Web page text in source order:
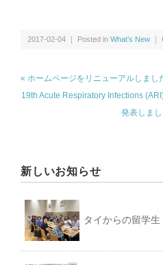
論文｜
講演・学会発表等｜
ミャンマー
2017-02-04 ｜ Posted in What’s New ｜
« ホームページをリニューアルしまし
19th Acute Respiratory Infections
発表しま
新しいお知らせ
タイからの留学生